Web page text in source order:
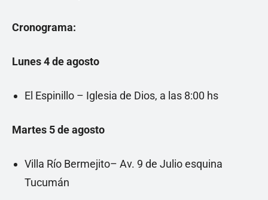
Cronograma:
Lunes 4 de agosto
El Espinillo – Iglesia de Dios, a las 8:00 hs
Martes 5 de agosto
Villa Río Bermejito– Av. 9 de Julio esquina
Tucumán